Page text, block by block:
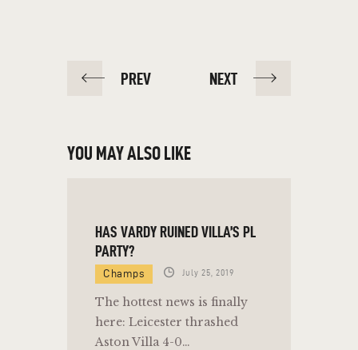
PREV NEXT
YOU MAY ALSO LIKE
HAS VARDY RUINED VILLA’S PL
PARTY?
Champs July 25, 2019
The hottest news is finally
here: Leicester thrashed
Aston Villa 4-0…